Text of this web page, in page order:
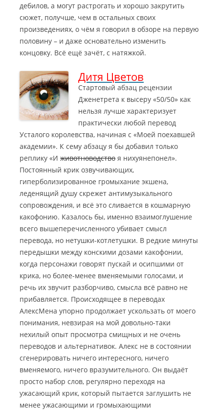
дебилов, а могут растрогать и хорошо закрутить
сюжет, получше, чем в остальных своих
произведениях, о чём я говорил в обзоре на первую
половину – и даже основательно изменить
концовку. Всё ещё зачёт, с натяжкой.
Дитя Цветов
Стартовый абзац рецензии
Дженетрета к высеру «50/50» как
нельзя лучше характеризует
практически любой перевод
Усталого королевства, начиная с «Моей поехавшей
академии». К сему абзацу я бы добавил только
реплику «И животноводство я нихуянепонел».
Постоянный крик озвучивающих,
гиперболизированное громыхание экшена,
леденящий душу скрежет антимузыкального
сопровождения, и всё это сливается в кошмарную
какофонию. Казалось бы, именно взаимоглушение
всего вышеперечисленного убивает смысл
перевода, но нетушки-котлетушки. В редкие минуты
передышки между конскими дозами какофонии,
когда персонажи говорят пускай и осипшими от
крика, но более-менее вменяемыми голосами, и
речь их звучит разборчиво, смысла всё равно не
прибавляется. Происходящее в переводах
АлексМена упорно продолжает ускользать от моего
понимания, невзирая на мой довольно-таки
нехилый опыт просмотра смищных и не очень
переводов и альтернативок. Алекс не в состоянии
сгенерировать ничего интересного, ничего
вменяемого, ничего вразумительного. Он выдаёт
просто набор слов, регулярно переходя на
ужасающий крик, который пытается заглушить не
менее ужасающими и громыхающими